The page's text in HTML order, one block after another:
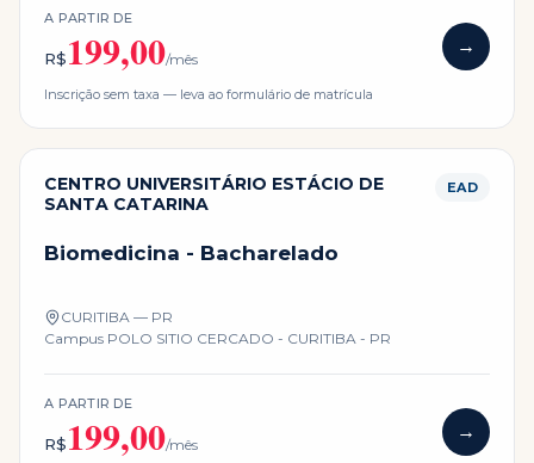
A PARTIR DE
R$199,00/mês
→
Inscrição sem taxa — leva ao formulário de matrícula
CENTRO UNIVERSITÁRIO ESTÁCIO DE
SANTA CATARINA
EAD
Biomedicina - Bacharelado
CURITIBA — PR
Campus POLO SITIO CERCADO - CURITIBA - PR
A PARTIR DE
R$199,00/mês
→